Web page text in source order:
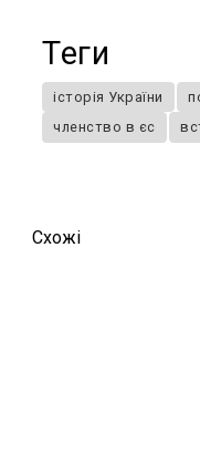
Теги
історія України
членство в єс
Схожi